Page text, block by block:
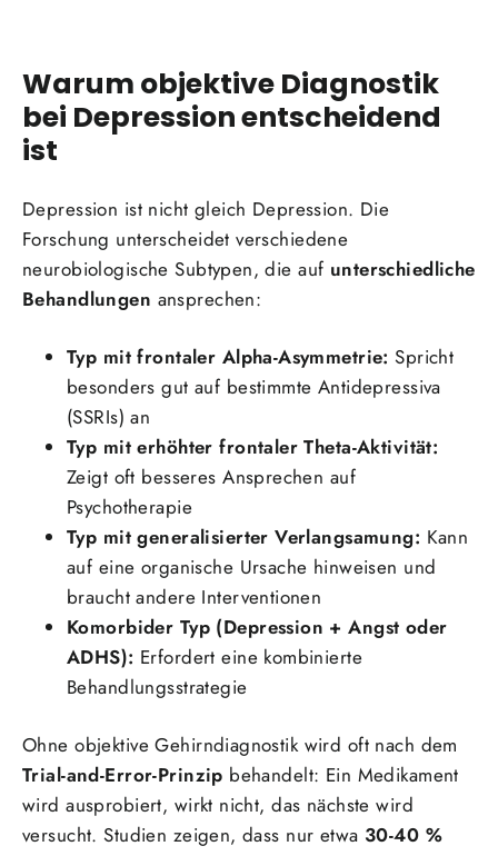
Warum objektive Diagnostik
bei Depression entscheidend
ist
Depression ist nicht gleich Depression. Die
Forschung unterscheidet verschiedene
neurobiologische Subtypen, die auf unterschiedliche
Behandlungen ansprechen:
Typ mit frontaler Alpha-Asymmetrie: Spricht
besonders gut auf bestimmte Antidepressiva
(SSRIs) an
Typ mit erhöhter frontaler Theta-Aktivität:
Zeigt oft besseres Ansprechen auf
Psychotherapie
Typ mit generalisierter Verlangsamung: Kann
auf eine organische Ursache hinweisen und
braucht andere Interventionen
Komorbider Typ (Depression + Angst oder
ADHS): Erfordert eine kombinierte
Behandlungsstrategie
Ohne objektive Gehirndiagnostik wird oft nach dem
Trial-and-Error-Prinzip behandelt: Ein Medikament
wird ausprobiert, wirkt nicht, das nächste wird
versucht. Studien zeigen, dass nur etwa 30-40 %